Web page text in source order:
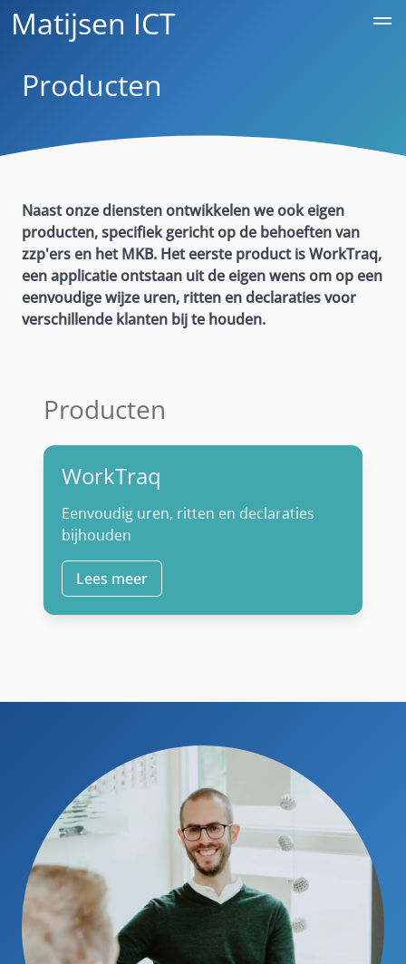
Matijsen ICT
Producten
Naast onze diensten ontwikkelen we ook eigen
producten, specifiek gericht op de behoeften van
zzp'ers en het MKB. Het eerste product is WorkTraq,
een applicatie ontstaan uit de eigen wens om op een
eenvoudige wijze uren, ritten en declaraties voor
verschillende klanten bij te houden.
Producten
WorkTraq
Eenvoudig uren, ritten en declaraties
bijhouden
Lees meer